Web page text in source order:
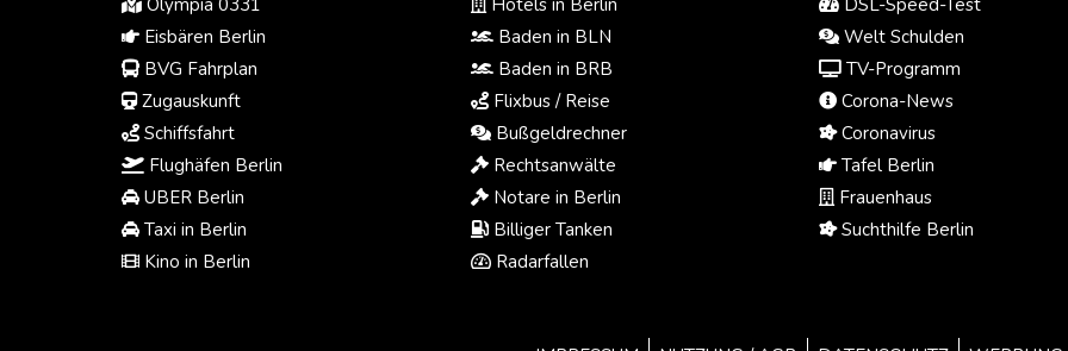
Eisbären Berlin
BVG Fahrplan
Zugauskunft
Schiffsfahrt
Flughäfen Berlin
UBER Berlin
Taxi in Berlin
Kino in Berlin
Baden in BLN
Baden in BRB
Flixbus / Reise
Bußgeldrechner
Rechtsanwälte
Notare in Berlin
Billiger Tanken
Radarfallen
Welt Schulden
TV-Programm
Corona-News
Coronavirus
Tafel Berlin
Frauenhaus
Suchthilfe Berlin